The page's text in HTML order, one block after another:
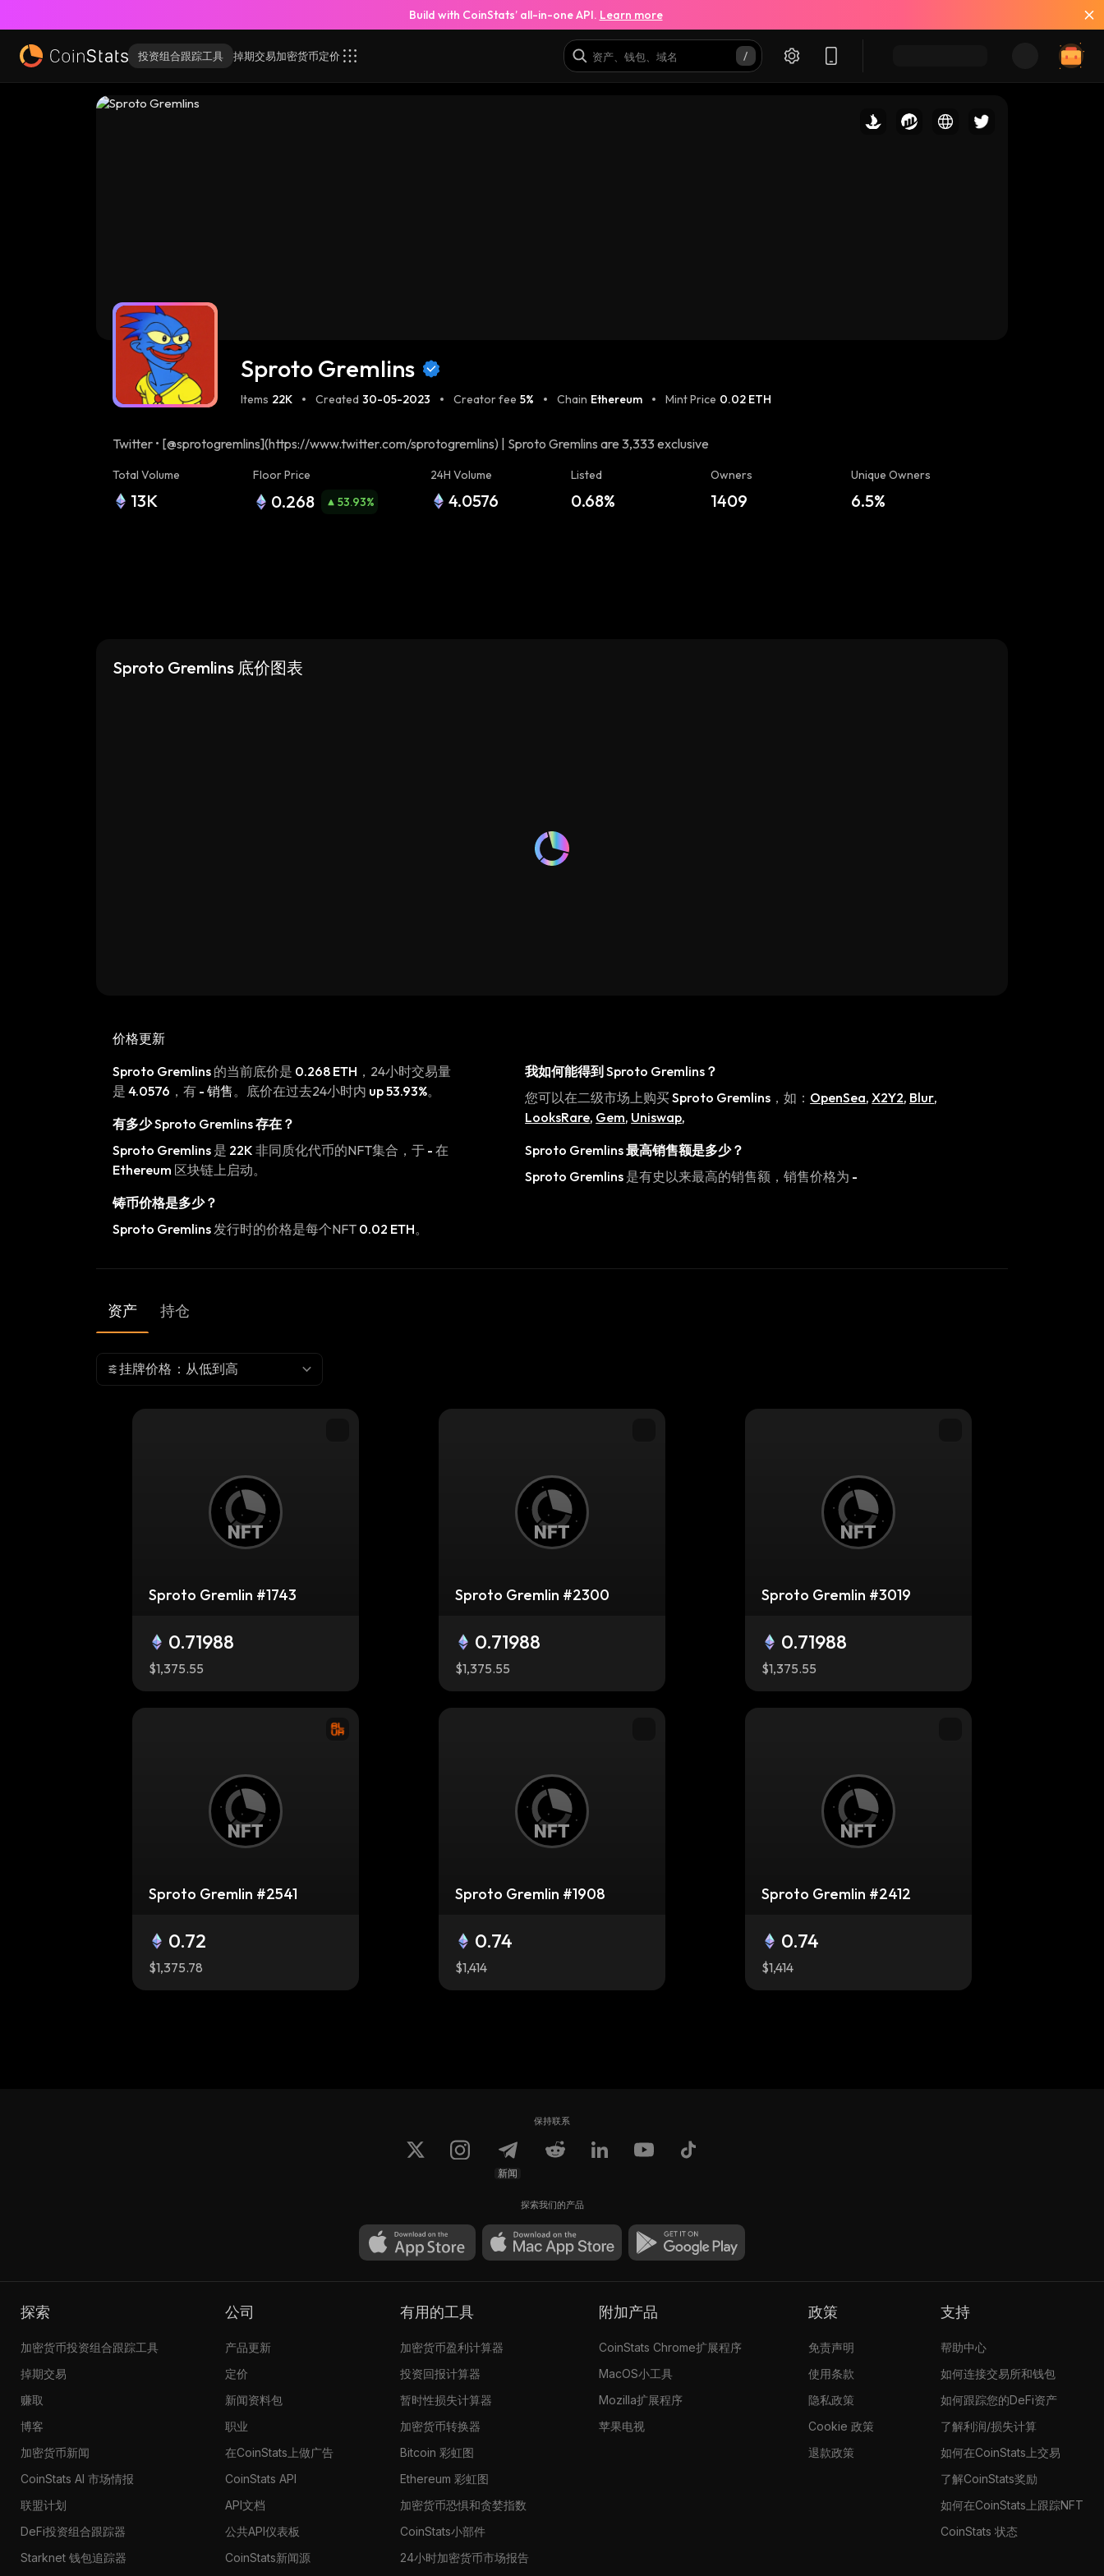
Build with CoinStats’ all-in-one API. Learn more
投资组合跟踪工具 掉期交易加密货币定价
Sproto Gremlins
Items 22K Created 30-05-2023 Creator fee 5% Chain Ethereum Mint Price 0.02 ETH
Twitter • [@sprotogremlins](https://www.twitter.com/sprotogremlins) | Sproto Gremlins are 3,333 exclusive
with high speed presidential wizardry and lifelong loyalty. 🎨Creators: [@juicyunlimited]
(https://twitter.com/juicyunlimited) & [@iamnick44](https://twitter.com/iamnick44) Telegram •
Total Volume
13K
Floor Price
0.268 53.93%
24H Volume
4.0576
Listed
0.68%
Owners
1409
Unique Owners
6.5%
Sproto Gremlins 底价图表
价格更新
Sproto Gremlins 的当前底价是 0.268 ETH ，24小时交易量
是 4.0576 ，有 - 销售。底价在过去24小时内 up 53.93%。
有多少Sproto Gremlins存在？
Sproto Gremlins 是 22K 非同质化代币的NFT集合，于 - 在
Ethereum 区块链上启动。
铸币价格是多少？
Sproto Gremlins发行时的价格是每个NFT 0.02 ETH。
我如何能得到Sproto Gremlins ？
您可以在二级市场上购买Sproto Gremlins ，如： OpenSea,X2Y2, Blur,
LooksRare, Gem, Uniswap,
Sproto Gremlins最高销售额是多少？
Sproto Gremlins 是有史以来最高的销售额，销售价格为 -
资产 持仓
挂牌价格：从低到高
Sproto Gremlin #1743
0.71988
$1,375.55
Sproto Gremlin #2300
0.71988
$1,375.55
Sproto Gremlin #3019
0.71988
$1,375.55
Sproto Gremlin #2541
0.72
$1,375.78
Sproto Gremlin #1908
0.74
$1,414
Sproto Gremlin #2412
0.74
$1,414
0.75
保持联系
新闻
探索我们的产品
探索
加密货币投资组合跟踪工具
掉期交易
赚取
博客
加密货币新闻
CoinStats AI 市场情报
联盟计划
DeFi投资组合跟踪器
Starknet 钱包追踪器
公司
产品更新
定价
新闻资料包
职业
在CoinStats上做广告
CoinStats API
API文档
公共API仪表板
CoinStats新闻源
有用的工具
加密货币盈利计算器
投资回报计算器
暂时性损失计算器
加密货币转换器
Bitcoin 彩虹图
Ethereum 彩虹图
加密货币恐惧和贪婪指数
CoinStats小部件
24小时加密货币市场报告
附加产品
CoinStats Chrome扩展程序
MacOS小工具
Mozilla扩展程序
苹果电视
政策
免责声明
使用条款
隐私政策
Cookie 政策
退款政策
支持
帮助中心
如何连接交易所和钱包
如何跟踪您的DeFi资产
了解利润/损失计算
如何在CoinStats上交易
了解CoinStats奖励
如何在CoinStats上跟踪NFT
CoinStats 状态